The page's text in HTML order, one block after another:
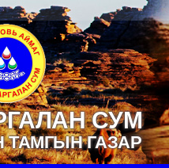
СУМ
ТАМГЫН ГАЗАР